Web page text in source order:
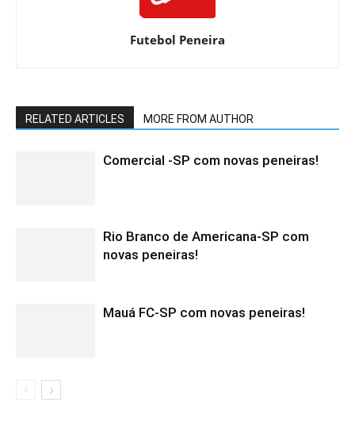
Futebol Peneira
RELATED ARTICLES MORE FROM AUTHOR
Comercial -SP com novas peneiras!
Rio Branco de Americana-SP com
novas peneiras!
Mauá FC-SP com novas peneiras!